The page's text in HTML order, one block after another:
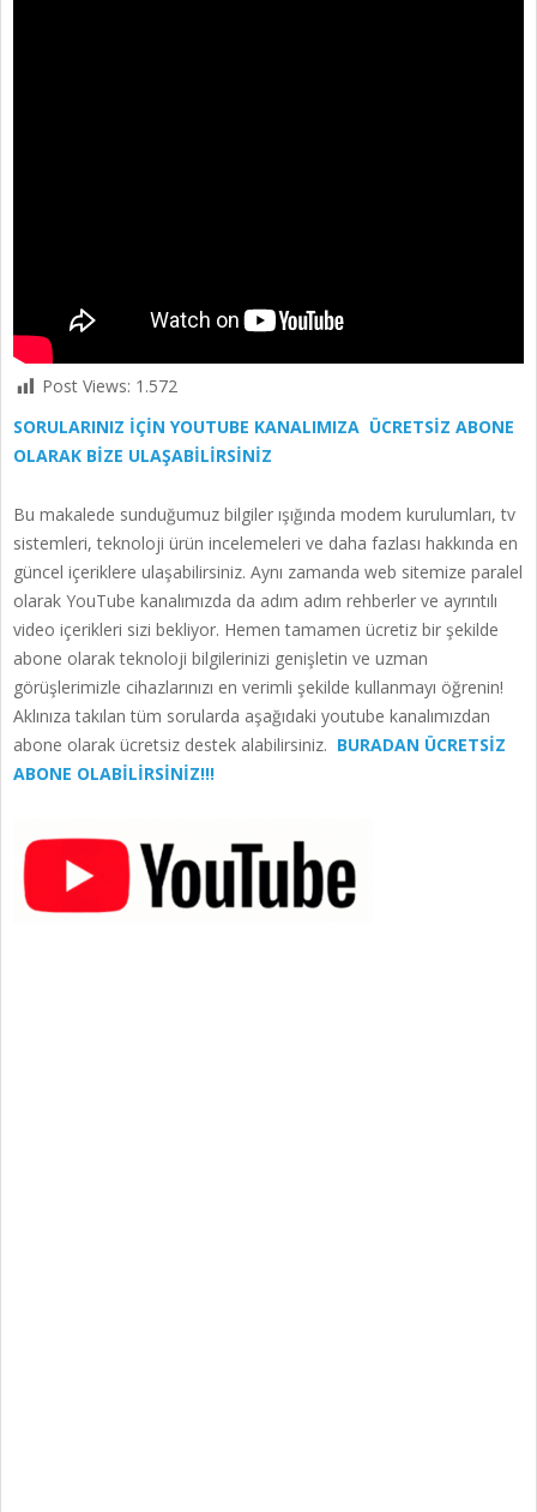
Post Views: 1.572
SORULARINIZ İÇİN YOUTUBE KANALIMIZA ÜCRETSİZ ABONE
OLARAK BİZE ULAŞABİLİRSİNİZ
Bu makalede sunduğumuz bilgiler ışığında modem kurulumları, tv
sistemleri, teknoloji ürün incelemeleri ve daha fazlası hakkında en
güncel içeriklere ulaşabilirsiniz. Aynı zamanda web sitemize paralel
olarak YouTube kanalımızda da adım adım rehberler ve ayrıntılı
video içerikleri sizi bekliyor. Hemen tamamen ücretiz bir şekilde
abone olarak teknoloji bilgilerinizi genişletin ve uzman
görüşlerimizle cihazlarınızı en verimli şekilde kullanmayı öğrenin!
Aklınıza takılan tüm sorularda aşağıdaki youtube kanalımızdan
abone olarak ücretsiz destek alabilirsiniz. BURADAN ÜCRETSİZ
ABONE OLABİLİRSİNİZ!!!